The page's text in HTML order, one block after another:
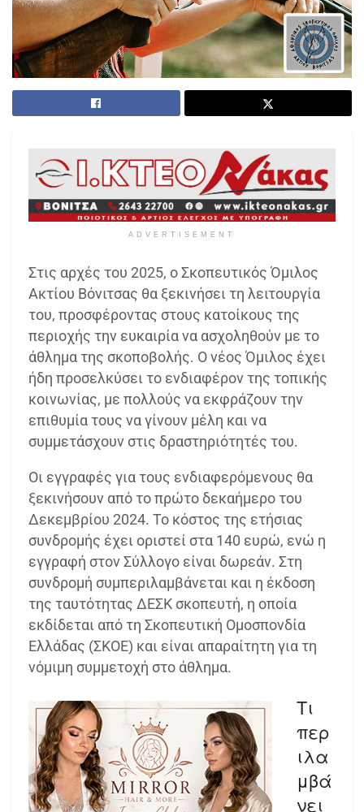
ADVERTISEMENT
Στις αρχές του 2025, ο Σκοπευτικός Όμιλος
Ακτίου Βόνιτσας θα ξεκινήσει τη λειτουργία
του, προσφέροντας στους κατοίκους της
περιοχής την ευκαιρία να ασχοληθούν με το
άθλημα της σκοποβολής. Ο νέος Όμιλος έχει
ήδη προσελκύσει το ενδιαφέρον της τοπικής
κοινωνίας, με πολλούς να εκφράζουν την
επιθυμία τους να γίνουν μέλη και να
συμμετάσχουν στις δραστηριότητές του.
Οι εγγραφές για τους ενδιαφερόμενους θα
ξεκινήσουν από το πρώτο δεκαήμερο του
Δεκεμβρίου 2024. Το κόστος της ετήσιας
συνδρομής έχει οριστεί στα 140 ευρώ, ενώ η
εγγραφή στον Σύλλογο είναι δωρεάν. Στη
συνδρομή συμπεριλαμβάνεται και η έκδοση
της ταυτότητας ΔΕΣΚ σκοπευτή, η οποία
εκδίδεται από τη Σκοπευτική Ομοσπονδία
Ελλάδας (ΣΚΟΕ) και είναι απαραίτητη για τη
νόμιμη συμμετοχή στο άθλημα.
Τι
περ
ιλα
μβά
νει